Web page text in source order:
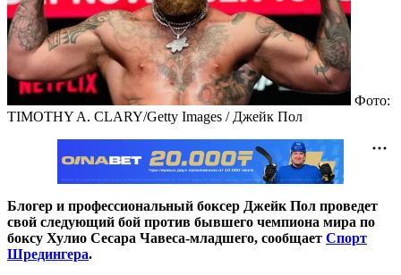
Фото:
TIMOTHY A. CLARY/Getty Images / Джейк Пол
Блогер и профессиональный боксер Джейк Пол проведет
свой следующий бой против бывшего чемпиона мира по
боксу Хулио Сесара Чавеса-младшего, сообщает Спорт
Шредингера.